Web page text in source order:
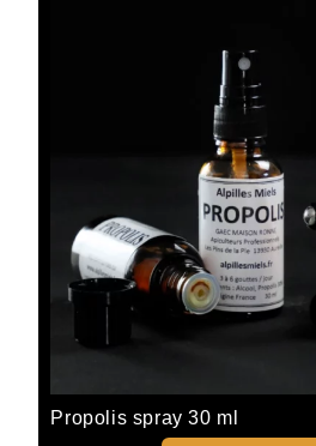
Propolis spray 30 ml